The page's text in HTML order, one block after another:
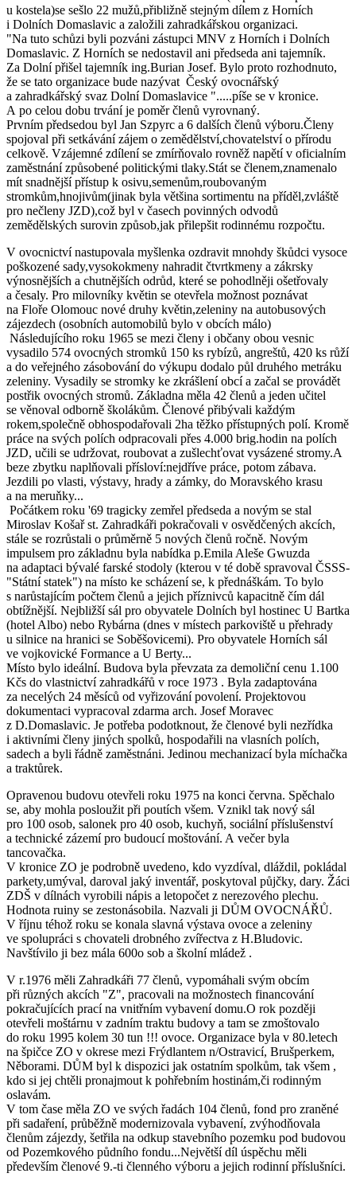
u kostela)se sešlo 22 mužů,přibližně stejným dílem z Horních
i Dolních Domaslavic a založili zahradkářskou organizaci.
"Na tuto schůzi byli pozváni zástupci MNV z Horních i Dolních
Domaslavic. Z Horních se nedostavil ani předseda ani tajemník.
Za Dolní přišel tajemník ing.Burian Josef. Bylo proto rozhodnuto,
že se tato organizace bude nazývat Český ovocnářský
a zahradkářský svaz Dolní Domaslavice ".....píše se v kronice.
A po celou dobu trvání je poměr členů vyrovnaný.
Prvním předsedou byl Jan Szpyrc a 6 dalších členů výboru.Členy
spojoval při setkávání zájem o zemědělství,chovatelství o přírodu
celkově. Vzájemné zdílení se zmírňovalo rovněž napětí v oficialním
zaměstnání způsobené politickými tlaky.Stát se členem,znamenalo
mít snadnější přístup k osivu,semenům,roubovaným
stromkům,hnojivům(jinak byla většina sortimentu na příděl,zvláště
pro nečleny JZD),což byl v časech povinných odvodů
zemědělských surovin způsob,jak přilepšit rodinnému rozpočtu.
V ovocnictví nastupovala myšlenka ozdravit mnohdy škůdci vysoce
poškozené sady,vysokokmeny nahradit čtvrtkmeny a zákrsky
výnosnějších a chutnějších odrůd, které se pohodlněji ošetřovaly
a česaly. Pro milovníky květin se otevřela možnost poznávat
na Floře Olomouc nové druhy květin,zeleniny na autobusových
zájezdech (osobních automobilů bylo v obcích málo)
Následujícího roku 1965 se mezi členy i občany obou vesnic
vysadilo 574 ovocných stromků 150 ks rybízů, angreštů, 420 ks růží
a do veřejného zásobování do výkupu dodalo půl druhého metráku
zeleniny. Vysadily se stromky ke zkrášlení obcí a začal se provádět
postřik ovocných stromů. Základna měla 42 členů a jeden učitel
se věnoval odborně školákům. Členové přibývali každým
rokem,společně obhospodařovali 2ha těžko přístupných polí. Kromě
práce na svých polích odpracovali přes 4.000 brig.hodin na polích
JZD, učili se udržovat, roubovat a zušlechťovat vysázené stromy.A
beze zbytku naplňovali přísloví:nejdříve práce, potom zábava.
Jezdili po vlasti, výstavy, hrady a zámky, do Moravského krasu
a na meruňky...
Počátkem roku '69 tragicky zemřel předseda a novým se stal
Miroslav Košař st. Zahradkáři pokračovali v osvědčených akcích,
stále se rozrůstali o průměrně 5 nových členů ročně. Novým
impulsem pro základnu byla nabídka p.Emila Aleše Gwuzda
na adaptaci bývalé farské stodoly (kterou v té době spravoval ČSSS-
"Státní statek") na místo ke scházení se, k přednáškám. To bylo
s narůstajícím počtem členů a jejich příznivců kapacitně čím dál
obtížnější. Nejbližší sál pro obyvatele Dolních byl hostinec U Bartka
(hotel Albo) nebo Rybárna (dnes v místech parkoviště u přehrady
u silnice na hranici se Soběšovicemi). Pro obyvatele Horních sál
ve vojkovické Formance a U Berty...
Místo bylo ideální. Budova byla převzata za demoliční cenu 1.100
Kčs do vlastnictví zahradkářů v roce 1973 . Byla zadaptována
za necelých 24 měsíců od vyřizování povolení. Projektovou
dokumentaci vypracoval zdarma arch. Josef Moravec
z D.Domaslavic. Je potřeba podotknout, že členové byli nezřídka
i aktivními členy jiných spolků, hospodařili na vlasních polích,
sadech a byli řádně zaměstnáni. Jedinou mechanizací byla míchačka
a traktůrek.
Opravenou budovu otevřeli roku 1975 na konci června. Spěchalo
se, aby mohla posloužit při poutích všem. Vznikl tak nový sál
pro 100 osob, salonek pro 40 osob, kuchyň, sociální příslušenství
a technické zázemí pro budoucí moštování. A večer byla
tancovačka.
V kronice ZO je podrobně uvedeno, kdo vyzdíval, dláždil, pokládal
parkety,umýval, daroval jaký inventář, poskytoval půjčky, dary. Žáci
ZDŠ v dílnách vyrobili nápis a letopočet z nerezového plechu.
Hodnota ruiny se zestonásobila. Nazvali ji DŮM OVOCNÁŘŮ.
V říjnu téhož roku se konala slavná výstava ovoce a zeleniny
ve spolupráci s chovateli drobného zvířectva z H.Bludovic.
Navštívilo ji bez mála 600o sob a školní mládež .
V r.1976 měli Zahradkáři 77 členů, vypomáhali svým obcím
při různých akcích "Z", pracovali na možnostech financování
pokračujících prací na vnitřním vybavení domu.O rok později
otevřeli moštárnu v zadním traktu budovy a tam se zmoštovalo
do roku 1995 kolem 30 tun !!! ovoce. Organizace byla v 80.letech
na špičce ZO v okrese mezi Frýdlantem n/Ostravicí, Brušperkem,
Něborami. DŮM byl k dispozici jak ostatním spolkům, tak všem ,
kdo si jej chtěli pronajmout k pohřebním hostinám,či rodinným
oslavám.
V tom čase měla ZO ve svých řadách 104 členů, fond pro zraněné
při sadaření, průběžně modernizovala vybavení, zvýhodňovala
členům zájezdy, šetřila na odkup stavebního pozemku pod budovou
od Pozemkového půdního fondu...Největší díl úspěchu měli
především členové 9.-ti členného výboru a jejich rodinní příslušníci.